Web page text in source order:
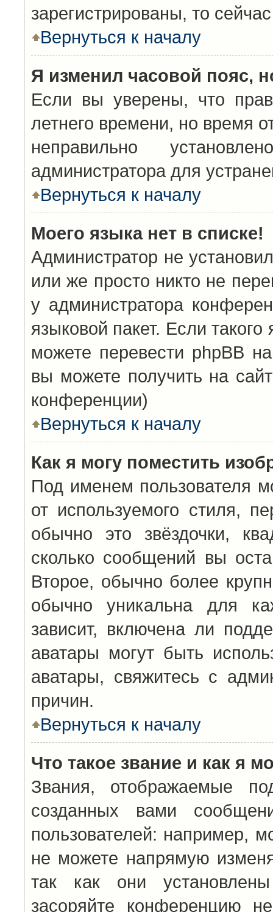
зарегистрированы, то
Вернуться к началу
Я изменил часовой пояс,
Если вы уверены, что
летнего времени, но время
неправильно
администратора для
Вернуться к началу
Моего языка нет в списке!
Администратор не
или же просто никто не
у администратора
языковой пакет. Если
можете перевести phpBB
вы можете получить на
конференции)
Вернуться к началу
Как я могу поместить
Под именем пользователя
от используемого стиля,
обычно это звёздочки,
сколько сообщений вы
Второе, обычно более
обычно уникальна для
зависит, включена ли
аватары могут быть
аватары, свяжитесь с
причин.
Вернуться к началу
Что такое звание и как я
Звания, отображаемые
созданных вами
пользователей: например,
не можете напрямую
так как они
засоряйте конференцию